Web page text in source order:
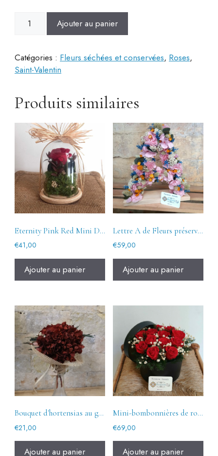
quantité
Cupula
Rosa
Ajouter au panier
Catégories : Fleurs séchées et conservées, Roses,
Saint-Valentin
Produits similaires
Eternity Pink Red Mini Dome
€41,00
Ajouter au panier
Lettre A de Fleurs préservées
€59,00
Ajouter au panier
Bouquet d'hortensias au grenat préservé
€21,00
Ajouter au panier
Mini-bombonnières de roses en conserve
€69,00
Ajouter au panier